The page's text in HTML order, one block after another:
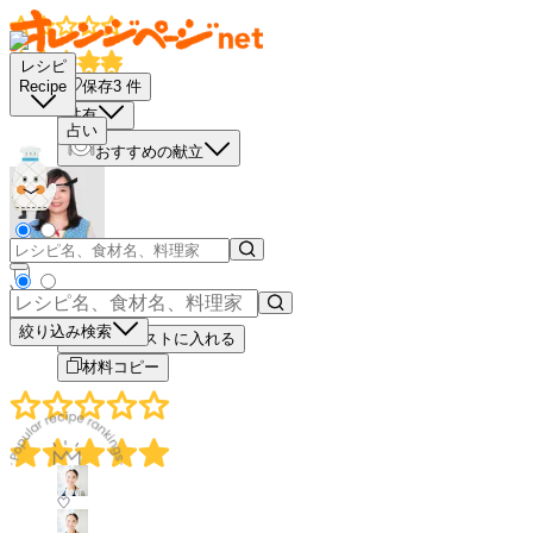
レシピ
Recipe
占い
絞り込み検索
保存3 件
共有
おすすめの献立
－
＋
買い物リストに入れる
材料コピー